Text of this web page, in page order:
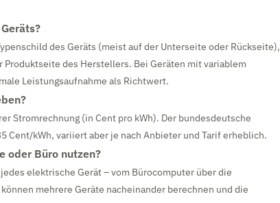
des Geräts (meist auf der Unterseite oder Rückseite),
Produktseite des Herstellers. Bei Geräten mit variablem
Leistungsaufnahme als Richtwert.
Stromrechnung (in Cent pro kWh). Der bundesdeutsche
Cent/kWh, variiert aber je nach Anbieter und Tarif erheblich.
oder Büro nutzen?
elektrische Gerät – vom Bürocomputer über die
mehrere Geräte nacheinander berechnen und die